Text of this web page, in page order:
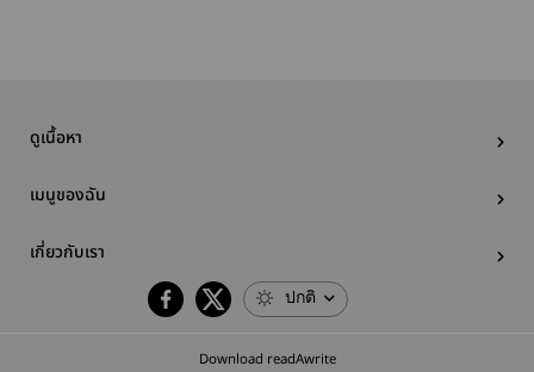
ดูเนื้อหา
เมนูของฉัน
เกี่ยวกับเรา
ปกติ
Download readAwrite